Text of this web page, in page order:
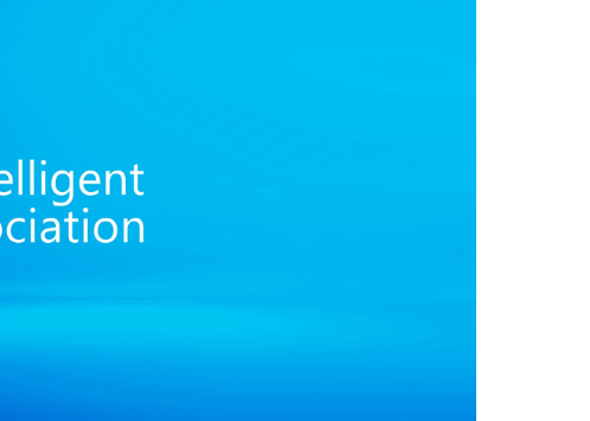
Sicherheit